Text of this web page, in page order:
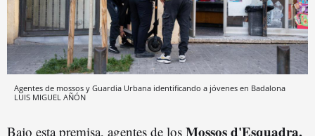
Agentes de mossos y Guardia Urbana identificando a jóvenes en Badalona
LUIS MIGUEL AÑÓN
Bajo esta premisa, agentes de los Mossos d'Esquadra,